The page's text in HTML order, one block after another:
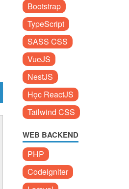
Bootstrap
TypeScript
SASS CSS
VueJS
NestJS
Học ReactJS
Tailwind CSS
WEB BACKEND
PHP
Codeigniter